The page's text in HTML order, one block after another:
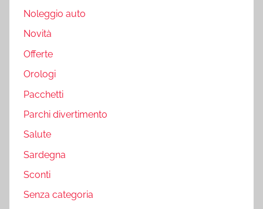
Noleggio auto
Novità
Offerte
Orologi
Pacchetti
Parchi divertimento
Salute
Sardegna
Sconti
Senza categoria